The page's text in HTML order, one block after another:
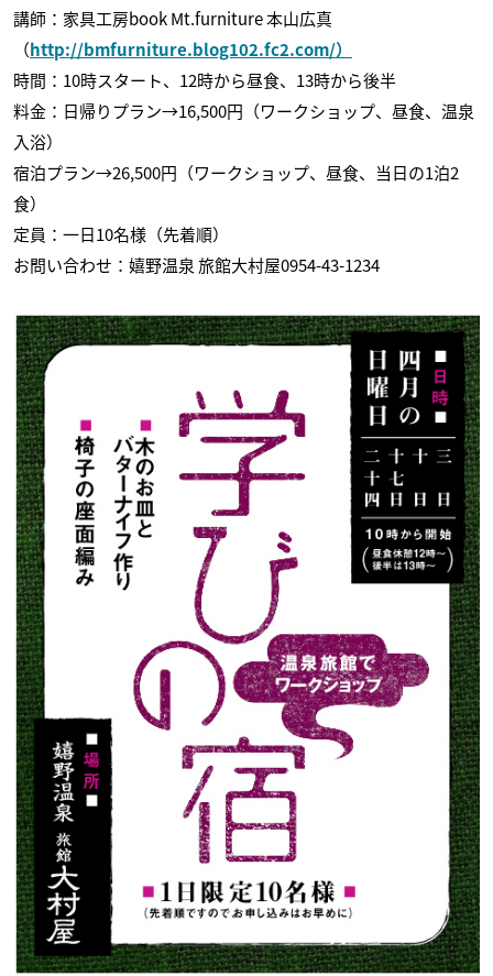
講師：家具工房book Mt.furniture 本山広真
（http://bmfurniture.blog102.fc2.com/）
時間：10時スタート、12時から昼食、13時から後半
料金：日帰りプラン→16,500円（ワークショップ、昼食、温泉
入浴）
宿泊プラン→26,500円（ワークショップ、昼食、当日の1泊2
食）
定員：一日10名様（先着順）
お問い合わせ：嬉野温泉 旅館大村屋0954-43-1234